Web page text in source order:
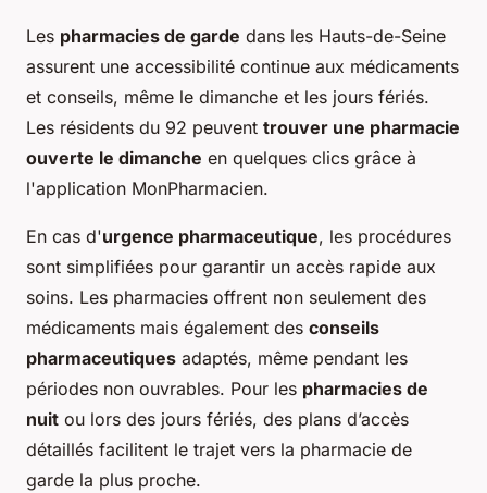
Les pharmacies de garde dans les Hauts-de-Seine
assurent une accessibilité continue aux médicaments
et conseils, même le dimanche et les jours fériés.
Les résidents du 92 peuvent trouver une pharmacie
ouverte le dimanche en quelques clics grâce à
l'application MonPharmacien.
En cas d'urgence pharmaceutique, les procédures
sont simplifiées pour garantir un accès rapide aux
soins. Les pharmacies offrent non seulement des
médicaments mais également des conseils
pharmaceutiques adaptés, même pendant les
périodes non ouvrables. Pour les pharmacies de
nuit ou lors des jours fériés, des plans d’accès
détaillés facilitent le trajet vers la pharmacie de
garde la plus proche.